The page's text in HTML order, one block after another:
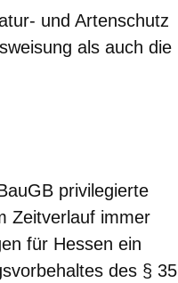
und Artenschutz
als auch die
privilegierte
Zeitverlauf immer
für Hessen ein
des § 35